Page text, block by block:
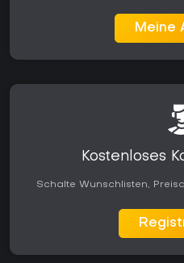
Meine
Kostenloses
Schalte Wunschlisten,